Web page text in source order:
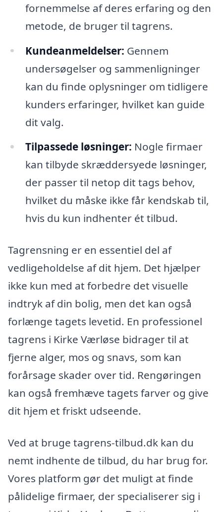
fornemmelse af deres erfaring og den
metode, de bruger til tagrens.
Kundeanmeldelser: Gennem
undersøgelser og sammenligninger
kan du finde oplysninger om tidligere
kunders erfaringer, hvilket kan guide
dit valg.
Tilpassede løsninger: Nogle firmaer
kan tilbyde skræddersyede løsninger,
der passer til netop dit tags behov,
hvilket du måske ikke får kendskab til,
hvis du kun indhenter ét tilbud.
Tagrensning er en essentiel del af
vedligeholdelse af dit hjem. Det hjælper
ikke kun med at forbedre det visuelle
indtryk af din bolig, men det kan også
forlænge tagets levetid. En professionel
tagrens i Kirke Værløse bidrager til at
fjerne alger, mos og snavs, som kan
forårsage skader over tid. Rengøringen
kan også fremhæve tagets farver og give
dit hjem et friskt udseende.
Ved at bruge tagrens-tilbud.dk kan du
nemt indhente de tilbud, du har brug for.
Vores platform gør det muligt at finde
pålidelige firmaer, der specialiserer sig i